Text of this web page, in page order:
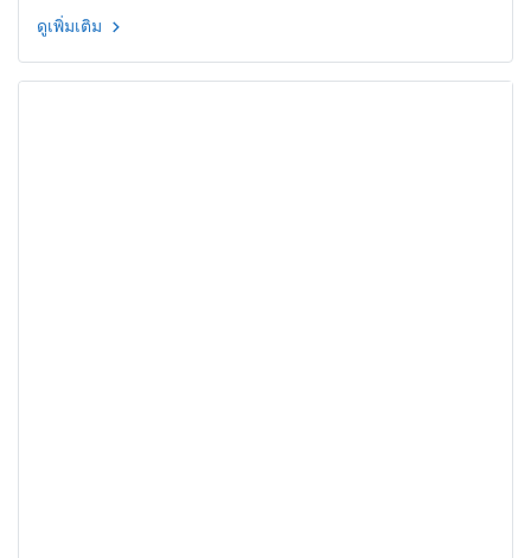
ดูเพิ่มเติม